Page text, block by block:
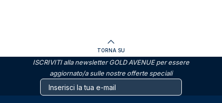
TORNA SU
ISCRIVITI alla newsletter GOLD AVENUE per essere
aggiornato/a sulle nostre offerte speciali